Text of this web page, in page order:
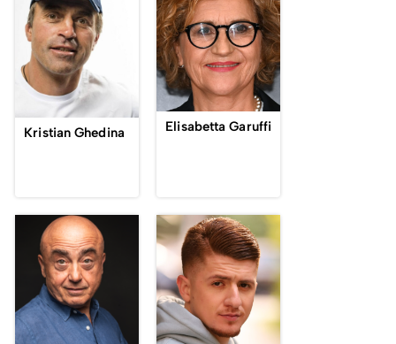
Kristian Ghedina Elisabetta Garuffi